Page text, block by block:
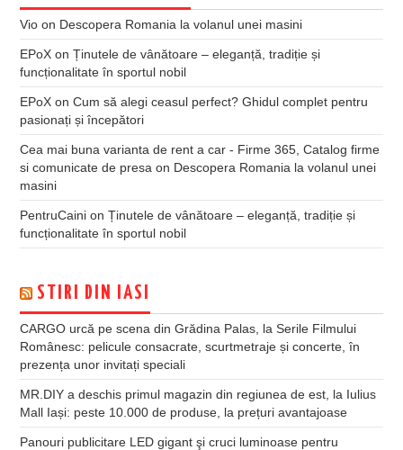
Vio on Descopera Romania la volanul unei masini
EPoX onȚinutele de vânătoare – eleganță, tradiție și
funcționalitate în sportul nobil
EPoX onCum să alegi ceasul perfect? Ghidul complet pentru
pasionați și începători
Cea mai buna varianta de rent a car - Firme 365, Catalog firme
si comunicate de presa on Descopera Romania la volanul unei
masini
PentruCaini onȚinutele de vânătoare – eleganță, tradiție și
funcționalitate în sportul nobil
STIRI DIN IASI
CARGO urcă pe scena din Grădina Palas, la Serile Filmului
Românesc: pelicule consacrate, scurtmetraje și concerte, în
prezența unor invitați speciali
MR.DIY a deschis primul magazin din regiunea de est, la Iulius
Mall Iași: peste 10.000 de produse, la prețuri avantajoase
Panouri publicitare LED gigant şi cruci luminoase pentru